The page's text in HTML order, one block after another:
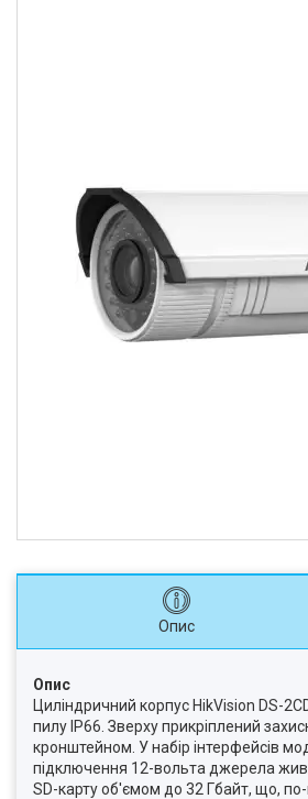
Опис
Опис
Циліндричний корпус HikVision DS-
пилу IP66. Зверху прикріплений
кронштейном. У набір інтерфейсів
підключення 12-вольта джерела
SD-карту об'ємом до 32 Гбайт, що,